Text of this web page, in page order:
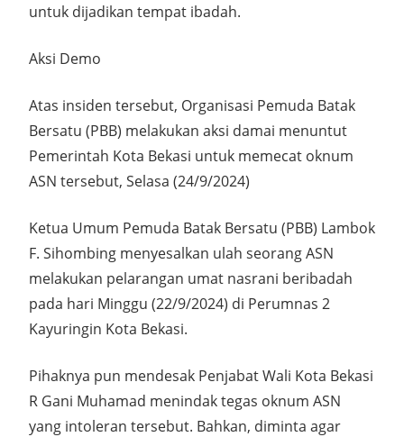
untuk dijadikan tempat ibadah.
Aksi Demo
Atas insiden tersebut, Organisasi Pemuda Batak
Bersatu (PBB) melakukan aksi damai menuntut
Pemerintah Kota Bekasi untuk memecat oknum
ASN tersebut, Selasa (24/9/2024)
Ketua Umum Pemuda Batak Bersatu (PBB) Lambok
F. Sihombing menyesalkan ulah seorang ASN
melakukan pelarangan umat nasrani beribadah
pada hari Minggu (22/9/2024) di Perumnas 2
Kayuringin Kota Bekasi.
Pihaknya pun mendesak Penjabat Wali Kota Bekasi
R Gani Muhamad menindak tegas oknum ASN
yang intoleran tersebut. Bahkan, diminta agar